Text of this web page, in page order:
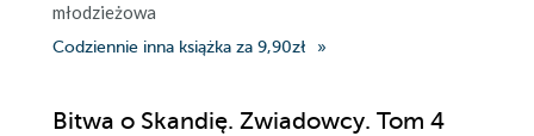
młodzieżowa
Codziennie inna książka za 9,90zł
Bitwa o Skandię. Zwiadowcy. Tom 4